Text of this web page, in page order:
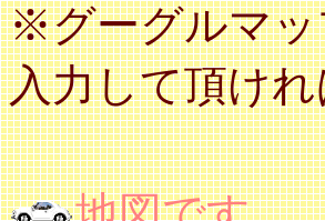
※グーグルマ
入力して頂け